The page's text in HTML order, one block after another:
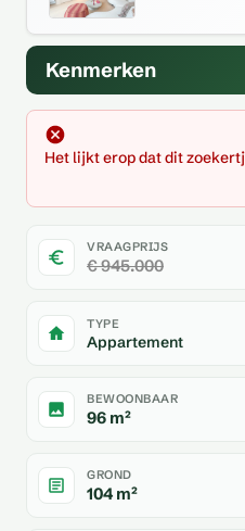
Kenmerken
Het lijkt erop dat dit
VRAAGPRIJS
€ 945.000
TYPE
Appartement
BEWOONBAAR
96 m²
GROND
104 m²